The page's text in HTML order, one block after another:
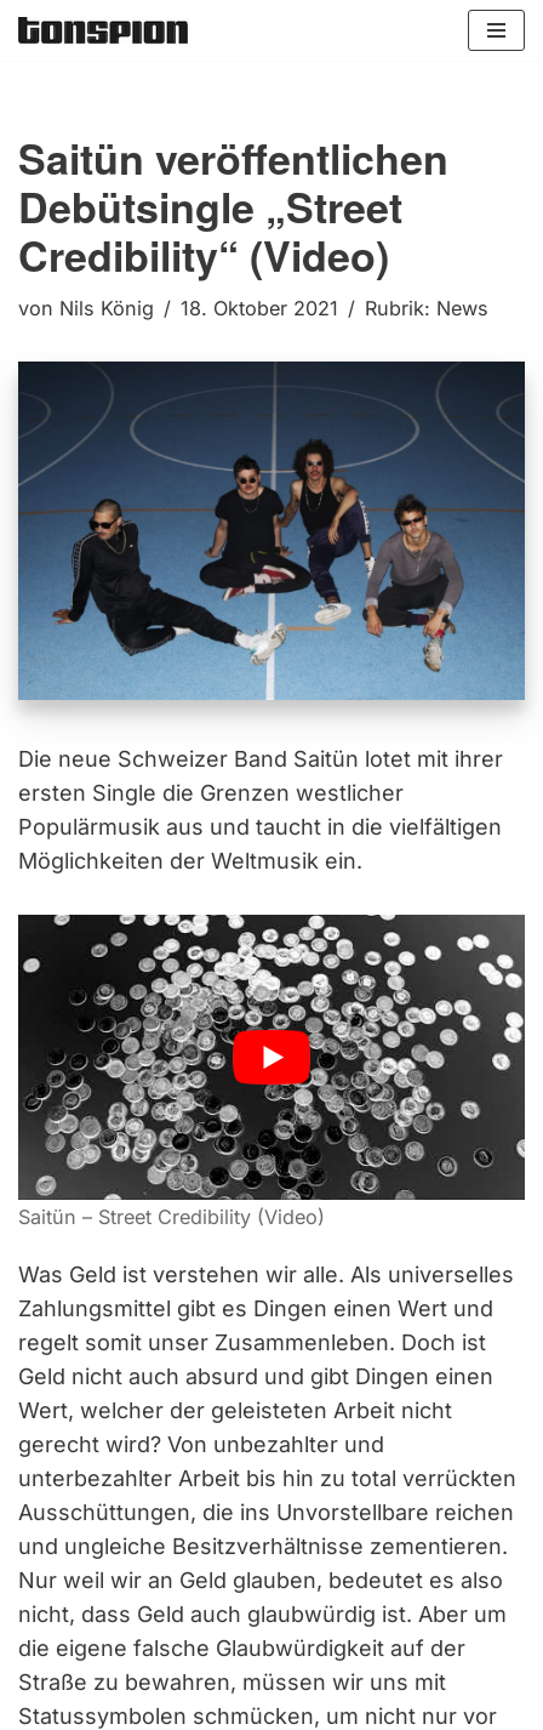
Saitün veröffentlichen
Debütsingle „Street
Credibility“ (Video)
von Nils König 18. Oktober 2021 Rubrik: News
Die neue Schweizer Band Saitün lotet mit ihrer
ersten Single die Grenzen westlicher
Populärmusik aus und taucht in die vielfältigen
Möglichkeiten der Weltmusik ein.
Saitün – Street Credibility (Video)
Was Geld ist verstehen wir alle. Als universelles
Zahlungsmittel gibt es Dingen einen Wert und
regelt somit unser Zusammenleben. Doch ist
Geld nicht auch absurd und gibt Dingen einen
Wert, welcher der geleisteten Arbeit nicht
gerecht wird? Von unbezahlter und
unterbezahlter Arbeit bis hin zu total verrückten
Ausschüttungen, die ins Unvorstellbare reichen
und ungleiche Besitzverhältnisse zementieren.
Nur weil wir an Geld glauben, bedeutet es also
nicht, dass Geld auch glaubwürdig ist. Aber um
die eigene falsche Glaubwürdigkeit auf der
Straße zu bewahren, müssen wir uns mit
Statussymbolen schmücken, um nicht nur vor